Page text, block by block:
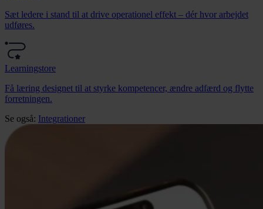
Sæt ledere i stand til at drive operationel effekt – dér hvor arbejdet
udføres.
Learningstore
Få læring designet til at styrke kompetencer, ændre adfærd og flytte
forretningen.
Se også: Integrationer